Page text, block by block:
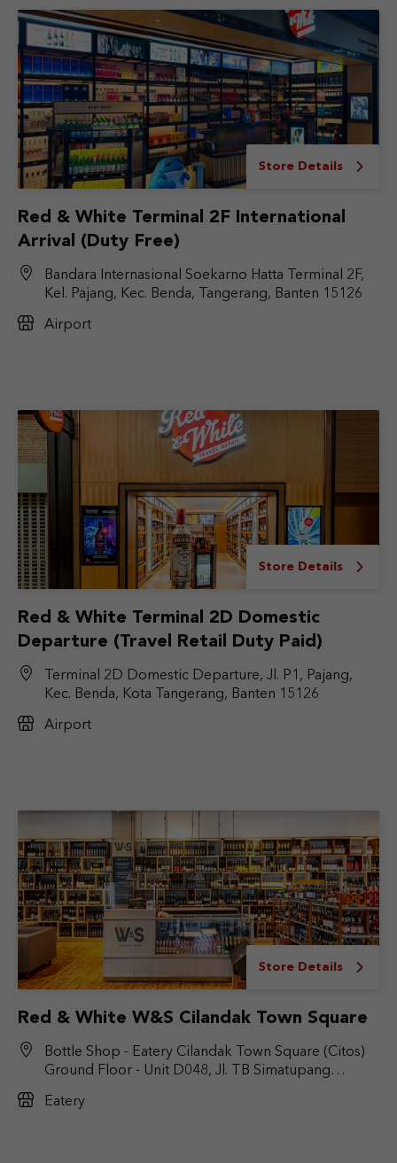
Store Details
Red & White Terminal 2F International
Arrival (Duty Free)
Bandara Internasional Soekarno Hatta Terminal 2F,
Kel. Pajang, Kec. Benda, Tangerang, Banten 15126
Airport
Store Details
Red & White Terminal 2D Domestic
Departure (Travel Retail Duty Paid)
Terminal 2D Domestic Departure, Jl. P1, Pajang,
Kec. Benda, Kota Tangerang, Banten 15126
Airport
Store Details
Red & White W&S Cilandak Town Square
Bottle Shop - Eatery Cilandak Town Square (Citos)
Ground Floor - Unit D048, Jl. TB Simatupang
Jakarta Selatan, DKI Jakarta 12430
Eatery